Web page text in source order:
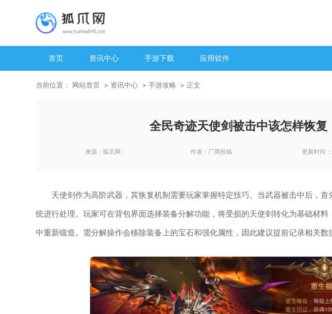
首页 资讯中心 手游下载 应用软件
当前位置： 网站首页 资讯中心 手游攻略 正文
全民奇迹天使剑被击中该怎样恢复
来源： 狐爪网 作者： 厂商投稿 更新时间：
天使剑作为高阶武器，其恢复机制需要玩家掌握特定技巧。当武器被击中后，
统进行处理。玩家可在背包界面选择装备分解功能，将受损的天使剑转化为基础材
中重新锻造。需分解操作会移除装备上的宝石和强化属性，因此建议提前记录相关数